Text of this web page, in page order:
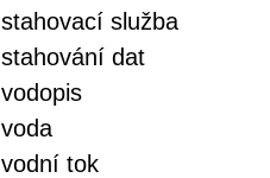
stahovací služba
stahování dat
vodopis
voda
vodní tok